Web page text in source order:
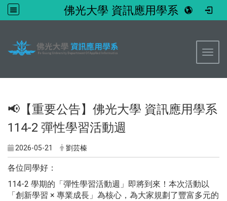
佛光大學 資訊應用學系
📢【重要公告】佛光大學 資訊應用學系
114-2 彈性學習活動週
2026-05-21 劉芸榛
各位同學好：
114-2 學期的「彈性學習活動週」即將到來！本次活動以
「創新學習 × 專業成長」為核心，為大家規劃了豐富多元的